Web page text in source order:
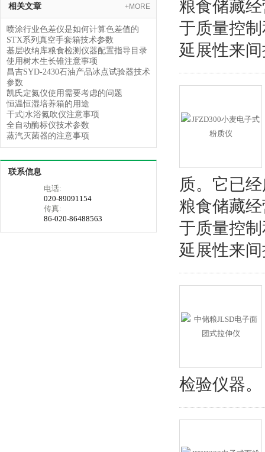
相关文章 +MORE
喷涂行业色差仪是如何计算色差值的
STX系列真空手套箱技术参数
基层收纳库粮食检测仪器配置指导目录
使用树木生长锥注意事项
昌吉SYD-2430石油产品冰点试验器技术
参数
凯氏定氮仪使用需要考虑的问题
恒温恒湿培养箱的用途
干式|水浴氮吹仪注意事项
全自动酶标仪技术参数
蒸汽灭菌器的注意事项
联系信息
电话:
020-89091154
传真:
86-020-86488563
粮食储藏
于质量控
延展性来
质。它已
粮食储藏
于质量控
延展性来
检验仪器。